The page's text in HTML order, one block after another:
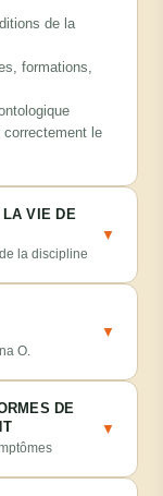
de la
formations,
correctement le
LA VIE DE
la discipline
▼
O.
▼
DE
▼